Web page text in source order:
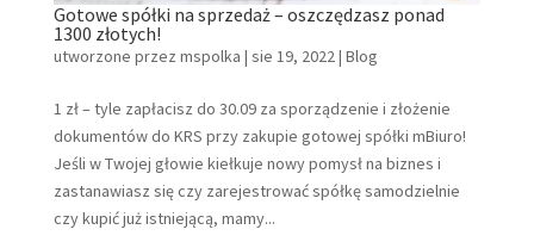
Gotowe spółki na sprzedaż – oszczędzasz ponad
1300 złotych!
utworzone przez mspolka | sie 19, 2022| Blog
1 zł – tyle zapłacisz do 30.09 za sporządzenie i złożenie
dokumentów do KRS przy zakupie gotowej spółki mBiuro!
Jeśli w Twojej głowie kiełkuje nowy pomysł na biznes i
zastanawiasz się czy zarejestrować spółkę samodzielnie
czy kupić już istniejącą, mamy...